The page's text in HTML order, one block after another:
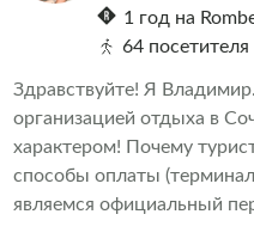
1 год на
64 посетителя
Здравствуйте! Я
организацией отдыха в
характером! Почему
способы оплаты
являемся официальный